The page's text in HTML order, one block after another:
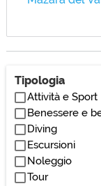
Tipologia
Attività e Sport
Benessere e
Diving
Escursioni
Noleggio
Tour